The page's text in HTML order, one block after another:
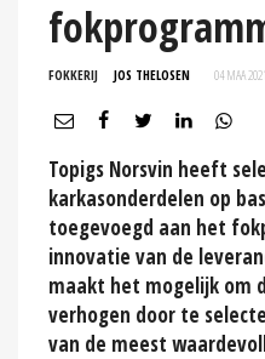
FOKKERIJ JOS THELOSEN 04 MAA
Topigs Norsvin heeft
karkasonderdelen op
toegevoegd aan het
innovatie van de
maakt het mogelijk om
verhogen door te
van de meest